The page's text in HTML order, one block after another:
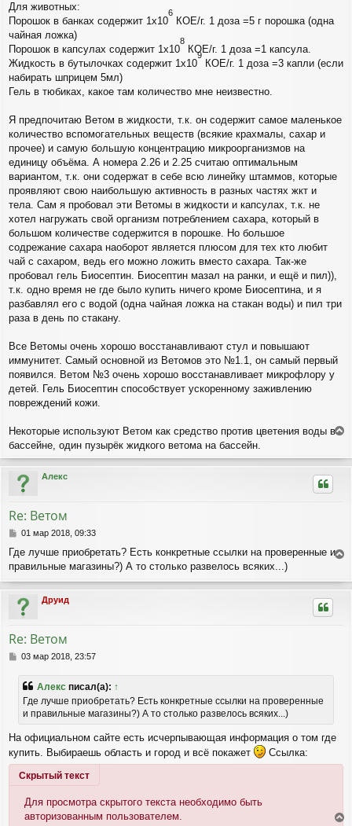
Для животных:
Порошок в банках содержит 1х10
6
КОЕ/г. 1 доза =5 г порошка (одна
чайная ложка)
Порошок в капсулах содержит 1х10
8
КОЕ/г. 1 доза =1 капсула.
Жидкость в бутылочках содержит 1х10
9
КОЕ/г. 1 доза =3 капли (если
набирать шприцем 5мл)
Гель в тюбиках, какое там количество мне неизвестно.
Я предпочитаю Ветом в жидкости, т.к. он содержит самое маленькое
количество вспомогательных веществ (всякие крахмалы, сахар и
прочее) и самую большую концентрацию микроорганизмов на
единицу объёма. А номера 2.26 и 2.25 считаю оптимальным
вариантом, т.к. они содержат в себе всю линейку штаммов, которые
проявляют свою наибольшую активность в разных частях жкт и
тела. Сам я пробовал эти Ветомы в жидкости и капсулах, т.к. не
хотел нагружать свой организм потреблением сахара, который в
большом количестве содержится в порошке. Но большое
содрежание сахара наоборот является плюсом для тех кто любит
чай с сахаром, ведь его можно ложить вместо сахара. Так-же
пробовал гель Биосептин. Биосептин мазал на ранки, и ещё и пил)),
т.к. одно время не где было купить ничего кроме Биосептина, и я
разбавлял его с водой (одна чайная ложка на стакан воды) и пил три
раза в день по стакану.
Все Ветомы очень хорошо восстанавливают стул и повышают
иммунитет. Самый основной из Ветомов это №1.1, он самый первый
появился. Ветом №3 очень хорошо восстанавливает микрофлору у
детей. Гель Биосептин способствует ускоренному заживлению
повреждений кожи.
Некоторые используют Ветом как средство против цветения воды в
бассейне, один пузырёк жидкого ветома на бассейн.
р
н
ч
Алекс
Re: Ветом
С
о
б
е
н
и
01 мар 2018, 09:33
Где лучше приобретать? Есть конкретные ссылки на проверенные и
правильные магазины?) А то столько развелось всяких...)
р
н
Друид
Re: Ветом
С
о
щ
н
и
е
03 мар 2018, 23:57
Алекс писал(а): ↑
Где лучше приобретать? Есть конкретные ссылки на проверенные
и правильные магазины?) А то столько развелось всяких...)
На официальном сайте есть исчерпывающая информация о том где
купить. Выбираешь область и город и всё покажет
Ссылка:
Скрытый текст
Для просмотра скрытого текста необходимо быть
авторизованным пользователем.